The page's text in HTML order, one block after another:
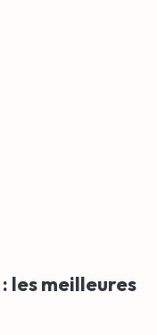
les meilleures